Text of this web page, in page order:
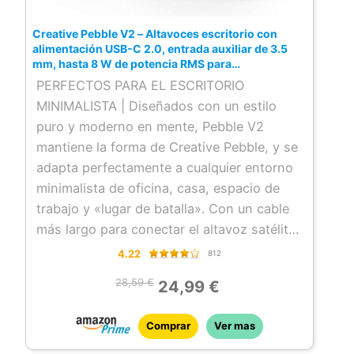
AMPLIFICADO: capaz de manejar hasta 10
W RMS totales y una potencia máxima de
hasta 20 W a través de USB-C. Amplifique
todavía más su audio con un adaptador
USB PD de 30 W (no incluido) para obtener
una potencia acústica de hasta 30 W RMS
totales y 60 W de pico
VARIAS OPCIONES DE CONECTIVIDAD:
utiliza el puerto USB tanto para la
alimentación como para el audio, a la vez
que permite la conectividad inalámbrica
se alimenta por USB. Conecte su
micrófono o auriculares con cable a través
de los puertos disponibles para disfrutar
Creative Pebble V2 – Altavoces escritorio con
alimentación USB-C 2.0, entrada auxiliar de 3.5
mm, hasta 8 W de potencia RMS para
ordenadores, Adaptador tipo A incluido y cable
ampliado (negro)
PERFECTOS PARA EL ESCRITORIO
MINIMALISTA | Diseñados con un estilo
puro y moderno en mente, Pebble V2
mantiene la forma de Creative Pebble, y se
adapta perfectamente a cualquier entorno
minimalista de oficina, casa, espacio de
trabajo y «lugar de batalla». Con un cable
más largo para conectar el altavoz satélite
derecho con el izquierdo, y el mismo
volumen, Pebble V2 es perfecto para
cualquier escritorio
ÚLTIMA CONECTIVIDAD Y ENTRADA
4.22 812
28,59 € 24,99 €
Comprar Ver mas